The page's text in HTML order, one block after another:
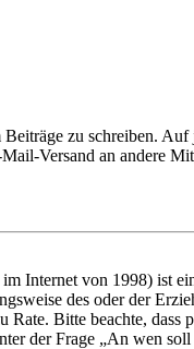
zu schreiben. Auf
Versand an andere
Internet von 1998) ist
des oder der
Bitte beachte,
der Frage „An wen